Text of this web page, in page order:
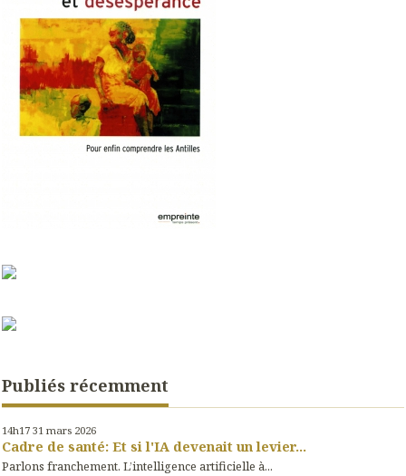
Publiés récemment
14h17 31 mars 2026
Cadre de santé: Et si l'IA devenait un levier...
Parlons franchement. L’intelligence artificielle à...